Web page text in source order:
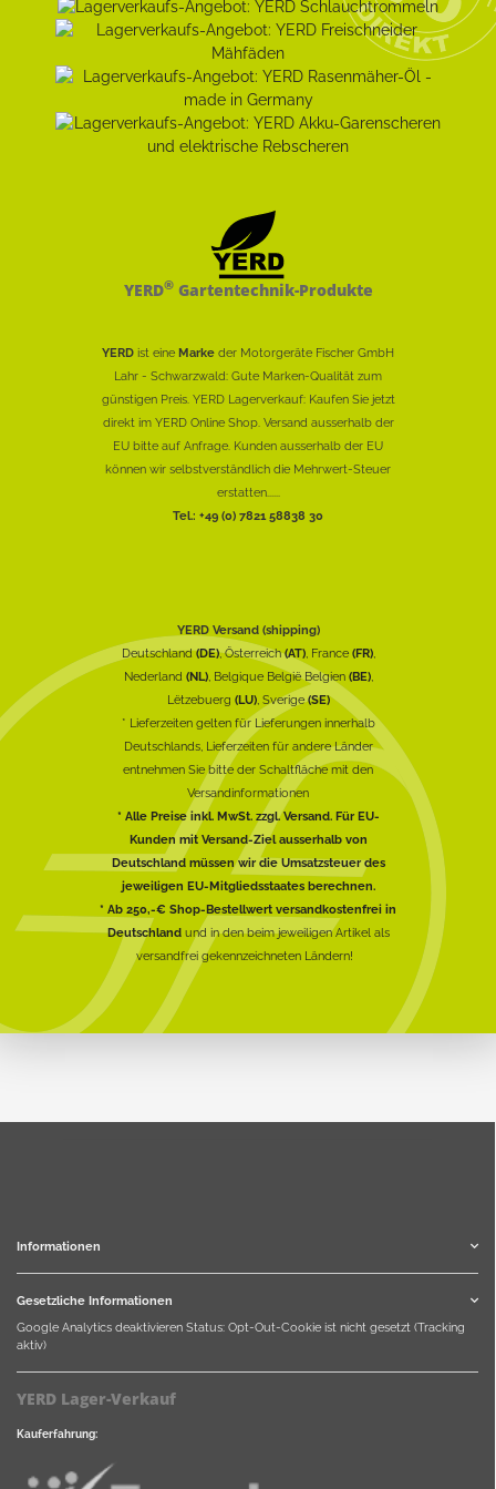
YERD®Gartentechnik-Produkte
YERD ist eine Marke der Motorgeräte Fischer GmbH
Lahr - Schwarzwald: Gute Marken-Qualität zum
günstigen Preis. YERD Lagerverkauf: Kaufen Sie jetzt
direkt im YERD Online Shop. Versand ausserhalb der
EU bitte auf Anfrage. Kunden ausserhalb der EU
können wir selbstverständlich die Mehrwert-Steuer
erstatten......
Tel.: +49 (0) 7821 58838 30
YERD Versand (shipping)
Deutschland(DE), Österreich(AT), France (FR),
Nederland (NL), Belgique België Belgien (BE),
Lëtzebuerg (LU), Sverige(SE)
* Lieferzeiten gelten für Lieferungen innerhalb
Deutschlands, Lieferzeiten für andere Länder
entnehmen Sie bitte der Schaltfläche mit den
Versandinformationen
* Alle Preise inkl. MwSt. zzgl. Versand. Für EU-
Kunden mit Versand-Ziel ausserhalb von
Deutschland müssen wir die Umsatzsteuer des
jeweiligen EU-Mitgliedsstaates berechnen.
* Ab 250,-€ Shop-Bestellwert versandkostenfrei in
Deutschlandund in den beim jeweiligen Artikel als
versandfrei gekennzeichneten Ländern!
Informationen
Gesetzliche Informationen
Google Analytics deaktivieren Status: Opt-Out-Cookie ist nicht gesetzt (Tracking
aktiv)
YERD Lager-Verkauf
Kauferfahrung: